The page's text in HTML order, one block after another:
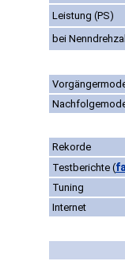
Leistung (PS)
bei
Rekorde
Testberichte (
Tuning
Internet